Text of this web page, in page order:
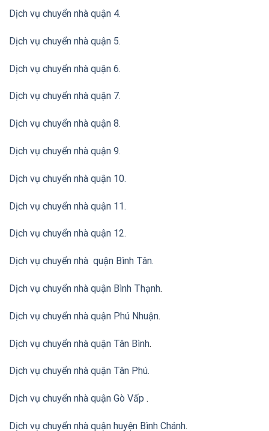
Dịch vụ chuyển nhà quận 4.
Dịch vụ chuyển nhà quận 5.
Dịch vụ chuyển nhà quận 6.
Dịch vụ chuyển nhà quận 7.
Dịch vụ chuyển nhà quận 8.
Dịch vụ chuyển nhà quận 9.
Dịch vụ chuyển nhà quận 10.
Dịch vụ chuyển nhà quận 11.
Dịch vụ chuyển nhà quận 12.
Dịch vụ chuyển nhà quận Bình Tân.
Dịch vụ chuyển nhà quận Bình Thạnh.
Dịch vụ chuyển nhà quận Phú Nhuận.
Dịch vụ chuyển nhà quận Tân Bình.
Dịch vụ chuyển nhà quận Tân Phú.
Dịch vụ chuyển nhà quận Gò Vấp .
Dịch vụ chuyển nhà quận huyện Bình Chánh.